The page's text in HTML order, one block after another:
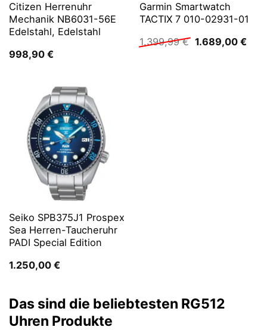
Citizen Herrenuhr
Mechanik NB6031-56E
Edelstahl, Edelstahl
998,90 €
Garmin Smartwatch
TACTIX 7 010-02931-01
1.399,99€ Ursprünglicher
1.689,00 €
Seiko SPB375J1 Prospex
Sea Herren-Taucheruhr
PADI Special Edition
1.250,00 €
Das sind die beliebtesten RG512
Uhren Produkte